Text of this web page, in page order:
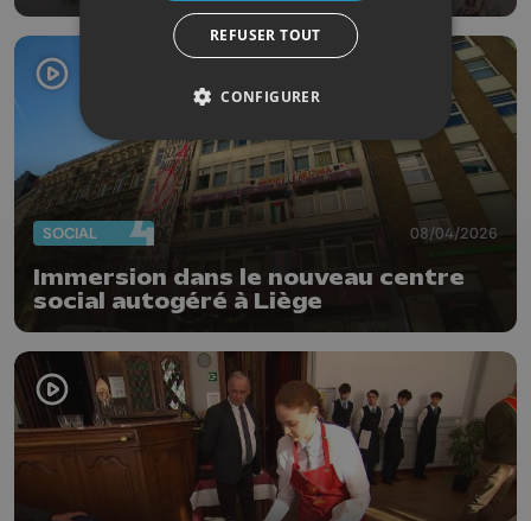
SOCIAL 08/04/2026
Immersion dans le nouveau centre
social autogéré à Liège
REFUSER TOUT
CONFIGURER